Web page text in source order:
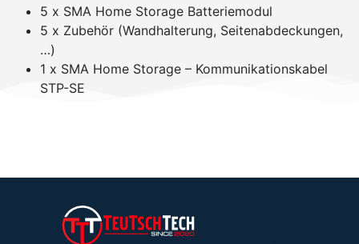
5 x SMA Home Storage Batteriemodul
5 x Zubehör (Wandhalterung, Seitenabdeckungen,
…)
1 x SMA Home Storage – Kommunikationskabel
STP-SE